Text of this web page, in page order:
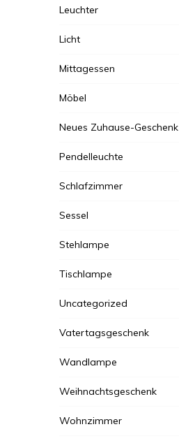
Leuchter
Licht
Mittagessen
Möbel
Neues Zuhause-Geschenk
Pendelleuchte
Schlafzimmer
Sessel
Stehlampe
Tischlampe
Uncategorized
Vatertagsgeschenk
Wandlampe
Weihnachtsgeschenk
Wohnzimmer